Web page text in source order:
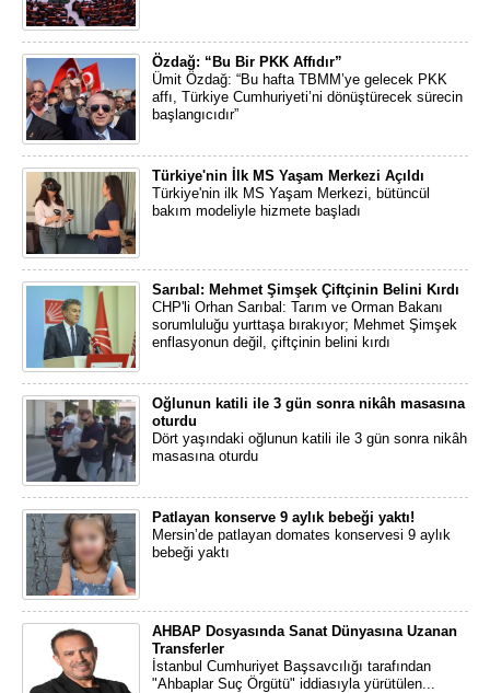
Özdağ: “Bu Bir PKK Affıdır”
Ümit Özdağ: “Bu hafta TBMM’ye gelecek PKK
affı, Türkiye Cumhuriyeti’ni dönüştürecek sürecin
başlangıcıdır”
Türkiye'nin İlk MS Yaşam Merkezi Açıldı
Türkiye'nin ilk MS Yaşam Merkezi, bütüncül
bakım modeliyle hizmete başladı
Sarıbal: Mehmet Şimşek Çiftçinin Belini Kırdı
CHP'li Orhan Sarıbal: Tarım ve Orman Bakanı
sorumluluğu yurttaşa bırakıyor; Mehmet Şimşek
enflasyonun değil, çiftçinin belini kırdı
Oğlunun katili ile 3 gün sonra nikâh masasına
oturdu
Dört yaşındaki oğlunun katili ile 3 gün sonra nikâh
masasına oturdu
Patlayan konserve 9 aylık bebeği yaktı!
Mersin’de patlayan domates konservesi 9 aylık
bebeği yaktı
AHBAP Dosyasında Sanat Dünyasına Uzanan
Transferler
İstanbul Cumhuriyet Başsavcılığı tarafından
"Ahbaplar Suç Örgütü" iddiasıyla yürütülen...